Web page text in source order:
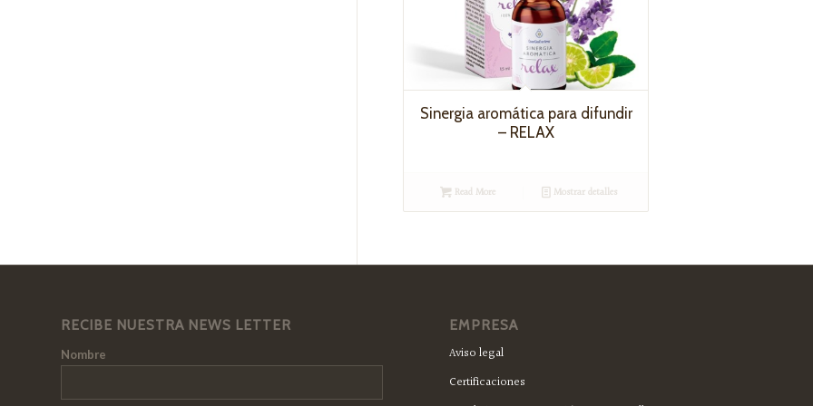
Sinergia aromática para difundir
– RELAX
Read More Mostrar detalles
RECIBE NUESTRA NEWS LETTER
Nombre
EMPRESA
Aviso legal
Certificaciones